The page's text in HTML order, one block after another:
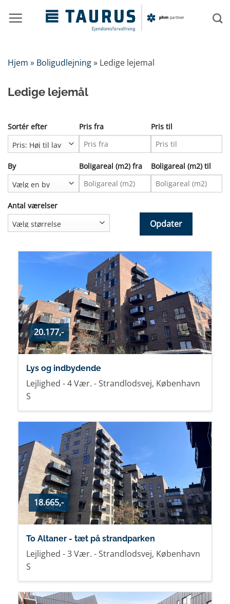
Hjem » Boligudlejning» Ledige lejemal
Ledige lejemål
Sortér efter Pris fra Pris til
By Boligareal (m2) fra Boligareal (m2) til
Antal værelser
Opdater
20.177,-
Lys og indbydende
Lejlighed - 4 Vær. - Strandlodsvej, København
S
18.665,-
To Altaner - tæt på strandparken
Lejlighed - 3 Vær. - Strandlodsvej, København
S